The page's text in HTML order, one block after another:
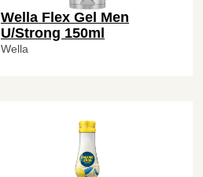
Wella Flex Gel Men
U/Strong 150ml
Wella